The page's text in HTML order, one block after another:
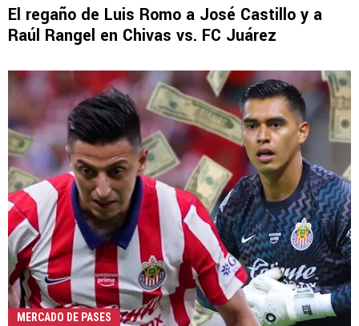
El regaño de Luis Romo a José Castillo y a
Raúl Rangel en Chivas vs. FC Juárez
MERCADO DE PASES